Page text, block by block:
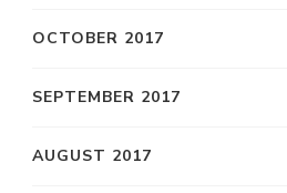
OCTOBER 2017
SEPTEMBER 2017
AUGUST 2017